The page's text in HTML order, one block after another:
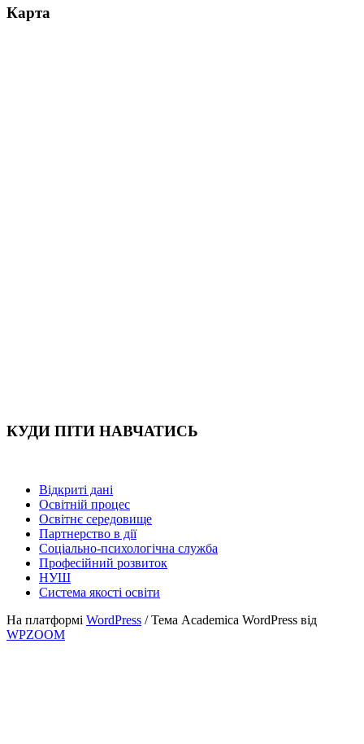
Карта
КУДИ ПІТИ НАВЧАТИСЬ
Відкриті дані
Освітній процес
Освітнє середовище
Партнерство в дії
Соціально-психологічна служба
Професійний розвиток
НУШ
Система якості освіти
На платформі WordPress / Тема Academica WordPress від
WPZOOM